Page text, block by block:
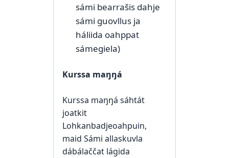
sámi bearrašis dahje
sámi guovllus ja
háliida oahppat
sámegiela)
Kurssa maŋŋá
Kurssa maŋŋá sáhtát
joatkit
Lohkanbadjeoahpuin,
maid Sámi allaskuvla
dábálaččat lágida